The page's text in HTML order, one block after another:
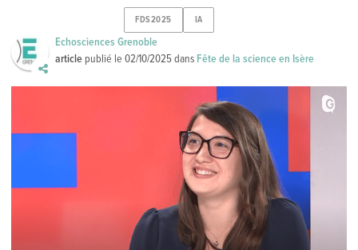
FDS2025 IA
Echosciences Grenoble
article publié le02/10/2025dans Fête de la science en Isère